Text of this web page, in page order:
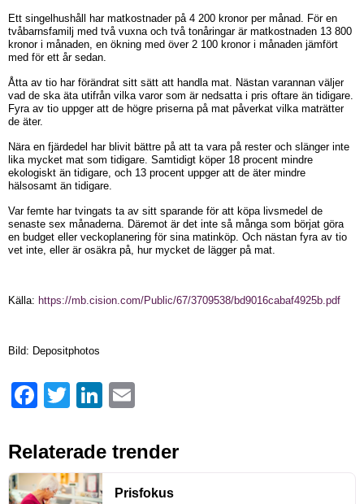
Ett singelhushåll har matkostnader på 4 200 kronor per månad. För en
tvåbarnsfamilj med två vuxna och två tonåringar är matkostnaden 13 800
kronor i månaden, en ökning med över 2 100 kronor i månaden jämfört
med för ett år sedan.
Åtta av tio har förändrat sitt sätt att handla mat. Nästan varannan väljer
vad de ska äta utifrån vilka varor som är nedsatta i pris oftare än tidigare.
Fyra av tio uppger att de högre priserna på mat påverkat vilka maträtter
de äter.
Nära en fjärdedel har blivit bättre på att ta vara på rester och slänger inte
lika mycket mat som tidigare. Samtidigt köper 18 procent mindre
ekologiskt än tidigare, och 13 procent uppger att de äter mindre
hälsosamt än tidigare.
Var femte har tvingats ta av sitt sparande för att köpa livsmedel de
senaste sex månaderna. Däremot är det inte så många som börjat göra
en budget eller veckoplanering för sina matinköp. Och nästan fyra av tio
vet inte, eller är osäkra på, hur mycket de lägger på mat.
Källa: https://mb.cision.com/Public/67/3709538/bd9016cabaf4925b.pdf
Bild: Depositphotos
FacebookTwitter LinkedIn
Relaterade trender
Prisfokus